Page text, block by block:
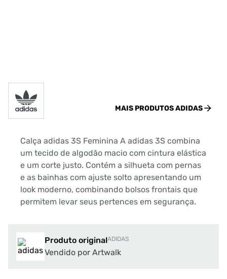
MAIS PRODUTOSADIDAS
Calça adidas 3S Feminina A adidas 3S combina
um tecido de algodão macio com cintura elástica
e um corte justo. Contém a silhueta com pernas
e as bainhas com ajuste solto apresentando um
look moderno, combinando bolsos frontais que
permitem levar seus pertences em segurança.
Produto originalADIDAS
Vendido por Artwalk